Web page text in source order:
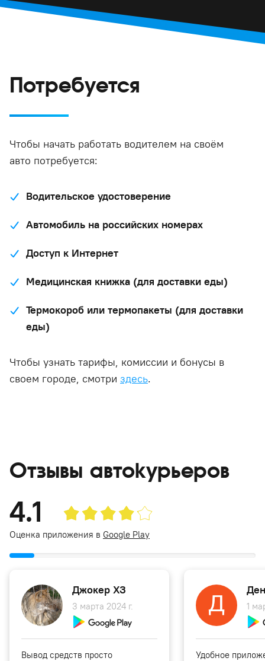
Потребуется
Чтобы начать работать водителем на своём
авто потребуется:
Водительское удостоверение
Автомобиль на российских номерах
Доступ к Интернет
Медицинская книжка (для доставки еды)
Термокороб или термопакеты (для доставки
еды)
Чтобы узнать тарифы, комиссии и бонусы в
своем городе, смотри здесь.
Отзывы автокурьеров
4.1
Оценка приложения в Google Play
Джокер ХЗ
3 марта 2024 г.
Вывод средств просто
1
Удобное